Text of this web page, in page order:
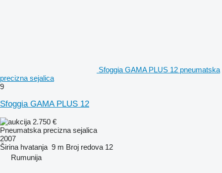
Sfoggia GAMA PLUS 12 pneumatska
precizna sejalica
9
Sfoggia GAMA PLUS 12
2.750 €
Pneumatska precizna sejalica
2007
Širina hvatanja 9 m Broj redova 12
Rumunija